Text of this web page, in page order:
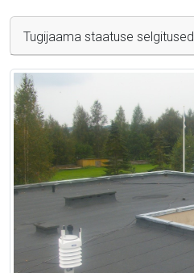
Tugijaama staatuse selgitused